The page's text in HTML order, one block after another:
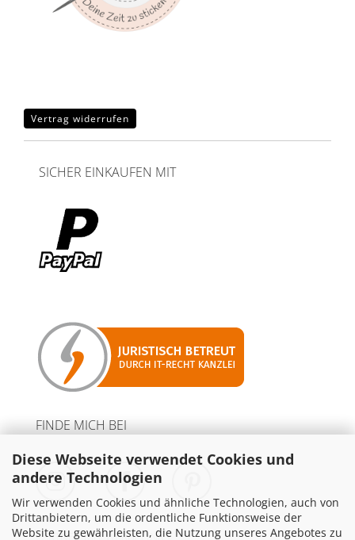
Diese Webseite verwendet Cookies und
andere Technologien
Wir verwenden Cookies und ähnliche Technologien, auch von
Drittanbietern, um die ordentliche Funktionsweise der
Website zu gewährleisten, die Nutzung unseres Angebotes zu
Vertrag widerrufen
SICHER EINKAUFEN MIT
FINDE MICH BEI
PARTNER MIT WERBELINKS